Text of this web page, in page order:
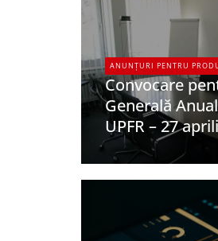
ANUNȚURI PENTRU
Convocare
Generală
UPFR – 27
UPFR